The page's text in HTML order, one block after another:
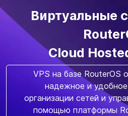
Виртуальные
Cloud
VPS на базе RouterOS
надежное и
организации сетей и
помощью платформы